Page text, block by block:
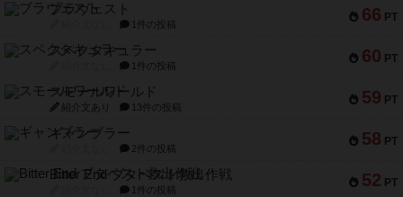
66 PT
ブラヴェスト
1件の投稿
60 PT
スペクタキュラー
1件の投稿
59 PT
スモールワールド
紹介文あり 13件の投稿
58 PT
ギャンブラー
2件の投稿
52 PT
Bitter End ブタペスト救出作戦
1件の投稿